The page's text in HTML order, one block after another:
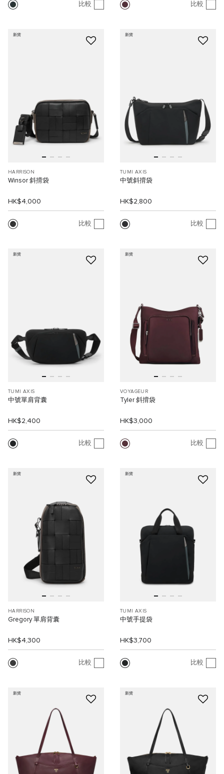
比較 比較
新貨
HARRISON
Winsor 斜揹袋
HK$4,000
比較
新貨
TUMI AXIS
中號斜揹袋
HK$2,800
比較
新貨
TUMI AXIS
中號單肩背囊
HK$2,400
比較
新貨
VOYAGEUR
Tyler 斜揹袋
HK$3,000
比較
新貨
HARRISON
Gregory 單肩背囊
HK$4,300
比較
新貨
TUMI AXIS
中號手提袋
HK$3,700
比較
新貨 新貨